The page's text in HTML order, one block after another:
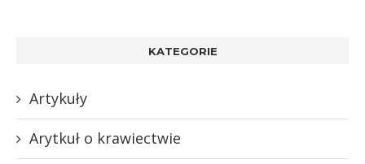
KATEGORIE
Artykuły
Arytkuł o krawiectwie